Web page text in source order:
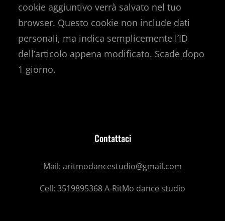
cookie aggiuntivo verrà salvato nel tuo
browser. Questo cookie non include dati
personali, ma indica semplicemente l’ID
dell’articolo appena modificato. Scade dopo
1 giorno.
Contattaci
Mail: aritmodancestudio@gmail.com
Cell: 3519895368 A-RitMo dance studio